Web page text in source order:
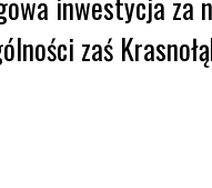
zaś